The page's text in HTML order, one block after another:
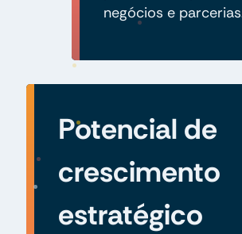
negócios e
Potencial de
crescimento
estratégico